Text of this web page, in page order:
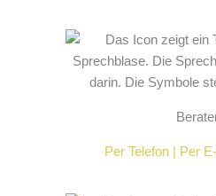
Per Telefon | Per